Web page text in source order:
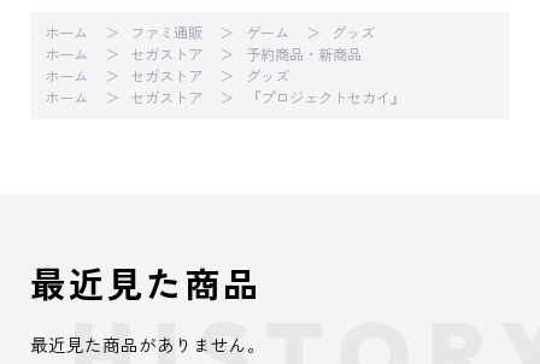
ホーム ファミ通販 ゲーム
グッズ
ホーム
セガストア
予約商品・新商品
ホーム
セガストア
グッズ
ホーム
セガストア 『プロジェクトセカイ』
最近見た商品
最近見た商品がありません。